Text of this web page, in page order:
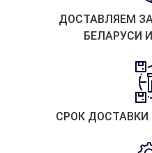
ДОСТАВЛЯЕМ
БЕЛАРУСИ
СРОК ДОСТАВКИ